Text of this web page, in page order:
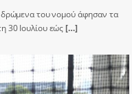
δρώμενα του νομού άφησαν τα
30 Ιουλίου εώς[…]